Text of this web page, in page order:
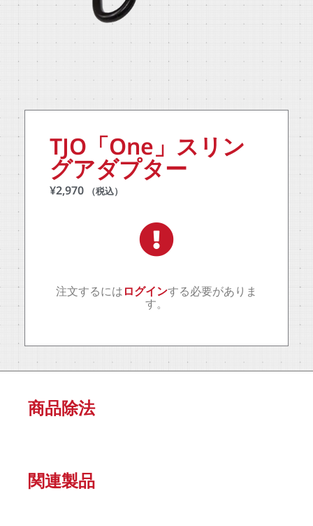
TJO「One」スリン
グアダプター
¥2,970 （税込）
注文するにはログインする必要がありま
す。
商品除法
関連製品